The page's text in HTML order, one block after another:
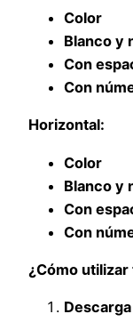
Color
Blanco y
Con
Con
Horizontal:
Color
Blanco y
Con
Con
¿Cómo